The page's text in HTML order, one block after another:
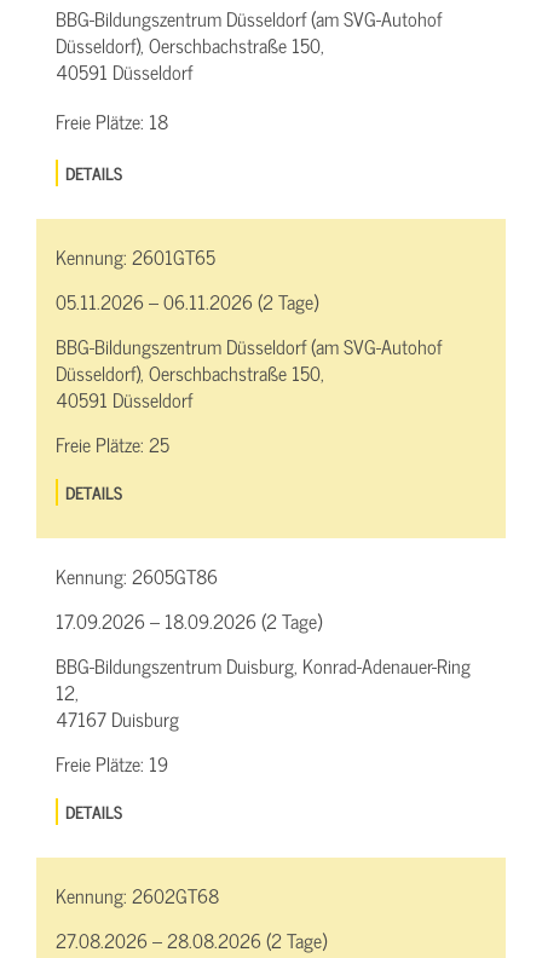
BBG-Bildungszentrum Düsseldorf (am SVG-Autohof
Düsseldorf), Oerschbachstraße 150,
40591 Düsseldorf
Freie Plätze: 18
DETAILS
Kennung:2601GT65
05.11.2026 – 06.11.2026 (2 Tage)
BBG-Bildungszentrum Düsseldorf (am SVG-Autohof
Düsseldorf), Oerschbachstraße 150,
40591 Düsseldorf
Freie Plätze:25
DETAILS
Kennung:2605GT86
17.09.2026 – 18.09.2026 (2 Tage)
BBG-Bildungszentrum Duisburg, Konrad-Adenauer-Ring
12,
47167 Duisburg
Freie Plätze: 19
DETAILS
Kennung:2602GT68
27.08.2026 – 28.08.2026 (2 Tage)